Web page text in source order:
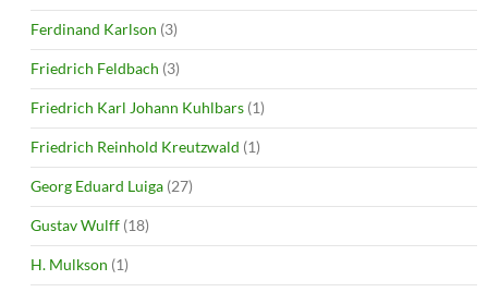
Ferdinand Karlson (3)
Friedrich Feldbach (3)
Friedrich Karl Johann Kuhlbars (1)
Friedrich Reinhold Kreutzwald (1)
Georg Eduard Luiga (27)
Gustav Wulff (18)
H. Mulkson (1)